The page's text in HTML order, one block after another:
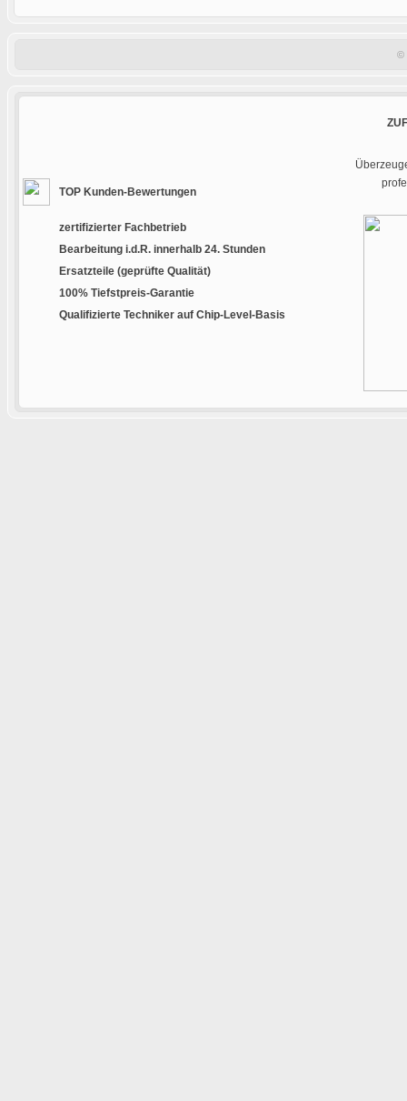
©
TOP Kunden-Bewertungen
zertifizierter Fachbetrieb
Bearbeitung i.d.R. innerhalb 24. Stunden
Ersatzteile (geprüfte Qualität)
100% Tiefstpreis-Garantie
Qualifizierte Techniker auf Chip-Level-Basis